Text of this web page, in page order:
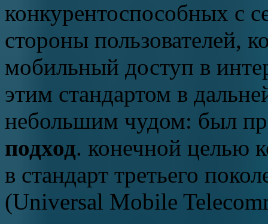
конкурентоспособных с
стороны пользователей,
мобильный доступ в
этим стандартом в
небольшим чудом: был
подход. конечной целью
в стандарт третьего
(Universal Mobile